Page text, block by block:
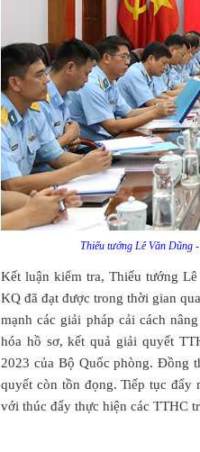
Thiếu tướng Lê Văn Dũng
Kết luận kiểm tra, Thiếu tướng
KQ đã đạt được trong thời gian
mạnh các giải pháp cải cách
hóa hồ sơ, kết quả giải quyết
2023 của Bộ Quốc phòng. Đồng
quyết còn tồn đọng. Tiếp tục đẩy
với thúc đẩy thực hiện các TTHC